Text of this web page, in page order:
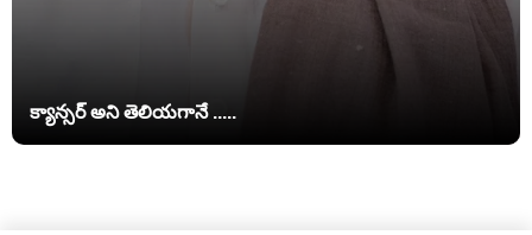
క్యాన్సర్ అని తెలియగానే .....